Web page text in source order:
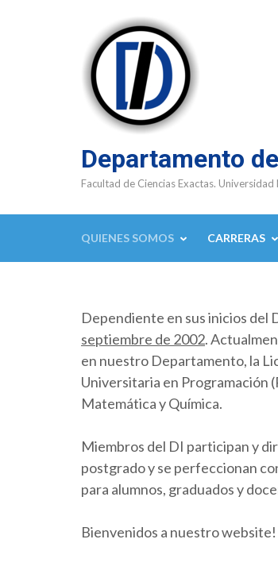
Departamento
Facultad de Ciencias Exactas. Universidad
QUIENES SOMOS CARRERAS
Dependiente en sus inicios
septiembre de 2002.
en nuestro Departamento, la
Universitaria en Programación
Matemática y Química.
Miembros del DI participan y
postgrado y se perfeccionan
para alumnos, graduados y
Bienvenidos a nuestro website!